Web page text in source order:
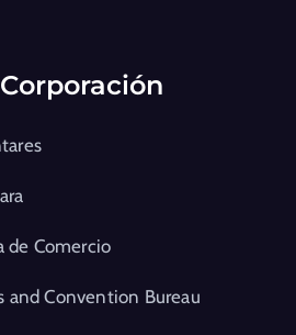
de Comercio
and Convention Bureau